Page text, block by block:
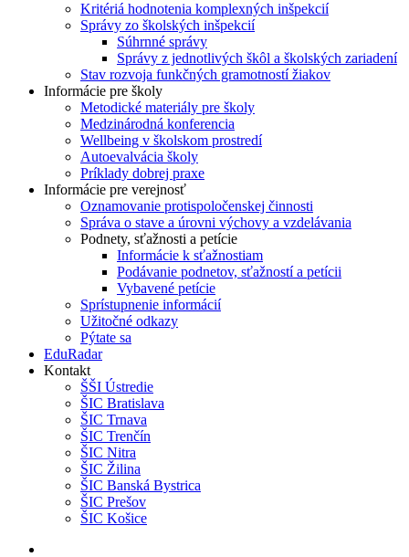
Kritériá hodnotenia komplexných inšpekcií
Správy zo školských inšpekcií
Súhrnné správy
Správy z jednotlivých škôl a školských zariadení
Stav rozvoja funkčných gramotností žiakov
Informácie pre školy
Metodické materiály pre školy
Medzinárodná konferencia
Wellbeing v školskom prostredí
Autoevalvácia školy
Príklady dobrej praxe
Informácie pre verejnosť
Oznamovanie protispoločenskej činnosti
Správa o stave a úrovni výchovy a vzdelávania
Podnety, sťažnosti a petície
Informácie k sťažnostiam
Podávanie podnetov, sťažností a petícii
Vybavené petície
Sprístupnenie informácií
Užitočné odkazy
Pýtate sa
EduRadar
Kontakt
ŠŠI Ústredie
ŠIC Bratislava
ŠIC Trnava
ŠIC Trenčín
ŠIC Nitra
ŠIC Žilina
ŠIC Banská Bystrica
ŠIC Prešov
ŠIC Košice